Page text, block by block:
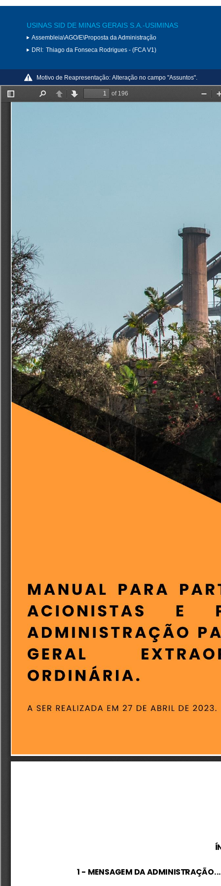
USINAS SID DE MINAS GERAIS S.A.-USIMINAS
Assembleia\AGO/E\Proposta da Administração
DRI: Thiago da Fonseca Rodrigues - (FCA V1)
Motivo de Reapresentação: Alteração no campo "Assuntos".